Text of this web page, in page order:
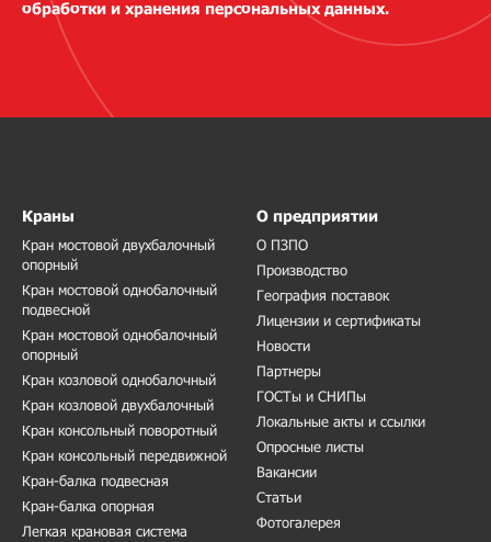
обработки и хранения персональных данных.
Краны
Кран мостовой двухбалочный
опорный
Кран мостовой однобалочный
подвесной
Кран мостовой однобалочный
опорный
Кран козловой однобалочный
Кран козловой двухбалочный
Кран консольный поворотный
Кран консольный передвижной
Кран-балка подвесная
Кран-балка опорная
Легкая крановая система
О предприятии
О ПЗПО
Производство
География поставок
Лицензии и сертификаты
Новости
Партнеры
ГОСТы и СНИПы
Локальные акты и ссылки
Опросные листы
Вакансии
Статьи
Фотогалерея